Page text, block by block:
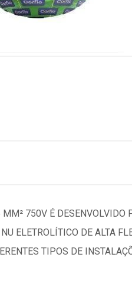
750V É DESENVOLVIDO
ELETROLÍTICO DE ALTA
TIPOS DE